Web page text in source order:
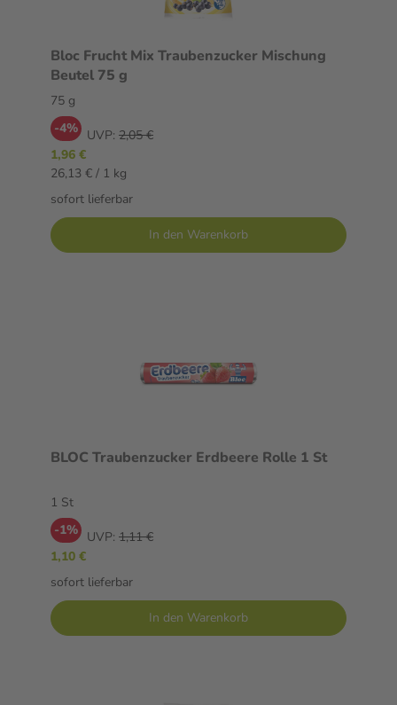
Bloc Frucht Mix Traubenzucker Mischung
Beutel 75 g
75 g
-4% UVP: 2,05 €
1,96 €
26,13 € / 1 kg
sofort lieferbar
In den Warenkorb
BLOC Traubenzucker Erdbeere Rolle 1 St
1 St
-1% UVP: 1,11 €
1,10 €
sofort lieferbar
In den Warenkorb